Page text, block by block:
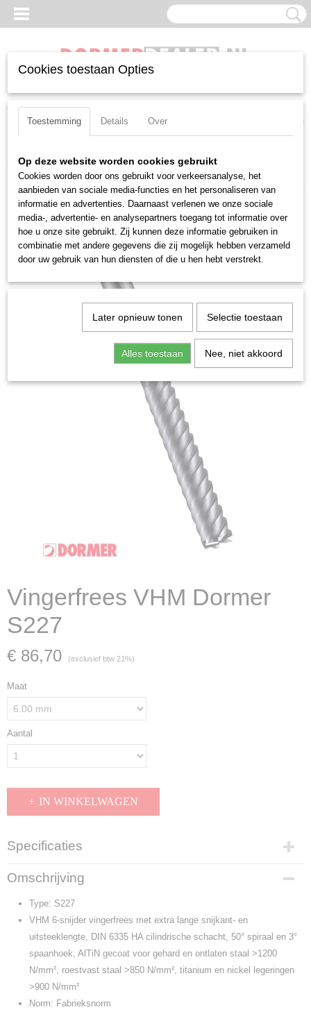
Inloggen Registreren UW WINKELWAGEN
Home >Frezen>Volhardmetaal frezen>Vingerfrees VHM Dormer
S227
Vingerfrees VHM Dormer
S227
€ 86,70 (exclusief btw 21%)
Maat
Aantal
IN WINKELWAGEN
Specificaties
Productcode
S227
Omschrijving
Type: S227
VHM 6-snijder vingerfrees met extra lange snijkant- en
uitsteeklengte, DIN 6335 HA cilindrische schacht, 50° spiraal en 3°
spaanhoek, AlTiN gecoat voor gehard en ontlaten staal >1200
N/mm², roestvast staal >850 N/mm², titanium en nickel legeringen
>900 N/mm²
Norm: Fabrieksnorm
Cookies toestaan Opties
Toestemming Details Over
Op deze website worden cookies gebruikt
Cookies worden door ons gebruikt voor verkeersanalyse, het
aanbieden van sociale media-functies en het personaliseren van
informatie en advertenties. Daarnaast verlenen we onze sociale
media-, advertentie- en analysepartners toegang tot informatie over
hoe u onze site gebruikt. Zij kunnen deze informatie gebruiken in
combinatie met andere gegevens die zij mogelijk hebben verzameld
door uw gebruik van hun diensten of die u hen hebt verstrekt.
Later opnieuw tonen Selectie toestaan
Alles toestaan Nee, niet akkoord